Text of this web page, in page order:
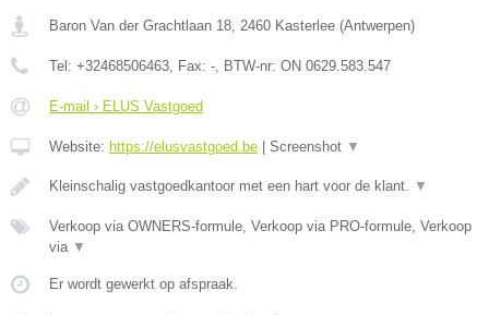
Baron Van der Grachtlaan 18, 2460 Kasterlee (Antwerpen)
Tel: +32468506463, Fax: -, BTW-nr: ON 0629.583.547
E-mail › ELUS Vastgoed
Website: https://elusvastgoed.be Screenshot ▼
Kleinschalig vastgoedkantoor met een hart voor de klant. ▼
Verkoop via OWNERS-formule, Verkoop via PRO-formule, Verkoop
via ▼
Er wordt gewerkt op afspraak.